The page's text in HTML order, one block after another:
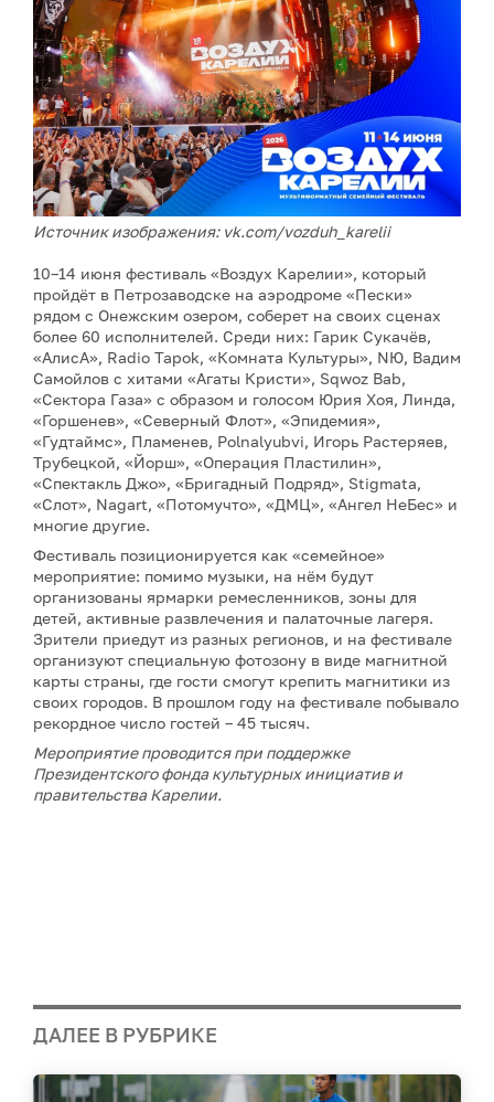
Источник изображения: vk.com/vozduh_karelii
10–14 июня фестиваль «Воздух Карелии», который
пройдёт в Петрозаводске на аэродроме «Пески»
рядом с Онежским озером, соберет на своих сценах
более 60 исполнителей. Среди них: Гарик Сукачёв,
«АлисА», Radio Tapok, «Комната Культуры», NЮ, Вадим
Самойлов с хитами «Агаты Кристи», Sqwoz Bab,
«Сектора Газа» с образом и голосом Юрия Хоя, Линда,
«Горшенев», «Северный Флот», «Эпидемия»,
«Гудтаймс», Пламенев, Polnalyubvi, Игорь Растеряев,
Трубецкой, «Йорш», «Операция Пластилин»,
«Спектакль Джо», «Бригадный Подряд», Stigmata,
«Слот», Nagart, «Потомучто», «ДМЦ», «Ангел НеБес» и
многие другие.
Фестиваль позиционируется как «семейное»
мероприятие: помимо музыки, на нём будут
организованы ярмарки ремесленников, зоны для
детей, активные развлечения и палаточные лагеря.
Зрители приедут из разных регионов, и на фестивале
организуют специальную фотозону в виде магнитной
карты страны, где гости смогут крепить магнитики из
своих городов. В прошлом году на фестивале побывало
рекордное число гостей – 45 тысяч.
Мероприятие проводится при поддержке
Президентского фонда культурных инициатив и
правительства Карелии.
ДАЛЕЕ В РУБРИКЕ